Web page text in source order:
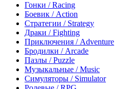
Гонки / Racing
Боевик / Action
Стратегии / Strategy
Драки / Fighting
Приключения / Adventure
Бродилки / Arcade
Пазлы / Puzzle
Музыкальные / Music
Симуляторы / Simulator